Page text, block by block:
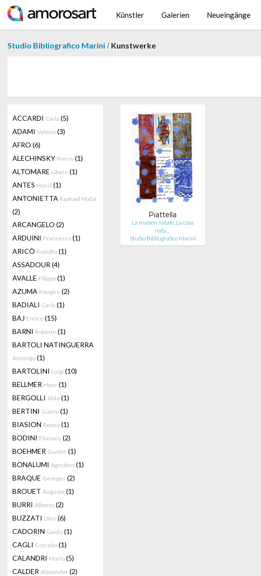
Künstler Galerien Neueingänge
Studio Bibliografico Marini / Kunstwerke
ACCARDI Carla (5)
ADAMI Valerio (3)
AFRO (6)
ALECHINSKY Pierre (1)
ALTOMARE Libero (1)
ANTES Horst (1)
ANTONIETTA Raphael Mafai
(2)
ARCANGELO (2)
ARDUINI Francesco (1)
ARICÒ Rodolfo (1)
ASSADOUR (4)
AVALLE Filippo (1)
AZUMA Kengiro (2)
BADIALI Carla (1)
BAJ Enrico (15)
BARNI Roberto (1)
BARTOLI NATINGUERRA
Amerigo (1)
BARTOLINI Luigi (10)
BELLMER Hans (1)
BERGOLLI Aldo (1)
BERTINI Gianni (1)
BIASION Renzo (1)
BODINI Floriano (2)
BOEHMER Gunter (1)
BONALUMI Agostino (1)
BRAQUE Georges (2)
BROUET Auguste (1)
BURRI Alberto (2)
BUZZATI Dino (6)
CADORIN Guido (1)
CAGLI Corrado (1)
CALANDRI Mario (5)
CALDER Alexander (2)
Piattella
La maison natale. La casa
nata…
Studio Bibliografico Marini